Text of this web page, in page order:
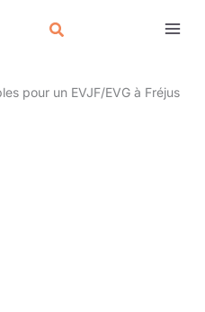
pour un EVJF/EVG à Fréjus